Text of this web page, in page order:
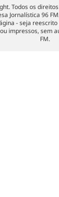
Todos os
Jornalística 96
- seja
impressos, sem
FM.